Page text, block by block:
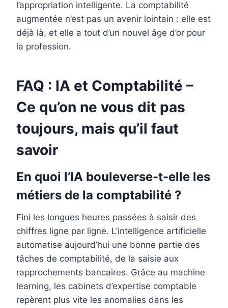
l’appropriation intelligente. La comptabilité
augmentée n’est pas un avenir lointain : elle est
déjà là, et elle a tout d’un nouvel âge d’or pour
la profession.
FAQ : IA et Comptabilité –
Ce qu’on ne vous dit pas
toujours, mais qu’il faut
savoir
En quoi l’IA bouleverse-t-elle les
métiers de la comptabilité ?
Fini les longues heures passées à saisir des
chiffres ligne par ligne. L’intelligence artificielle
automatise aujourd’hui une bonne partie des
tâches de comptabilité, de la saisie aux
rapprochements bancaires. Grâce au machine
learning, les cabinets d’expertise comptable
repèrent plus vite les anomalies dans les